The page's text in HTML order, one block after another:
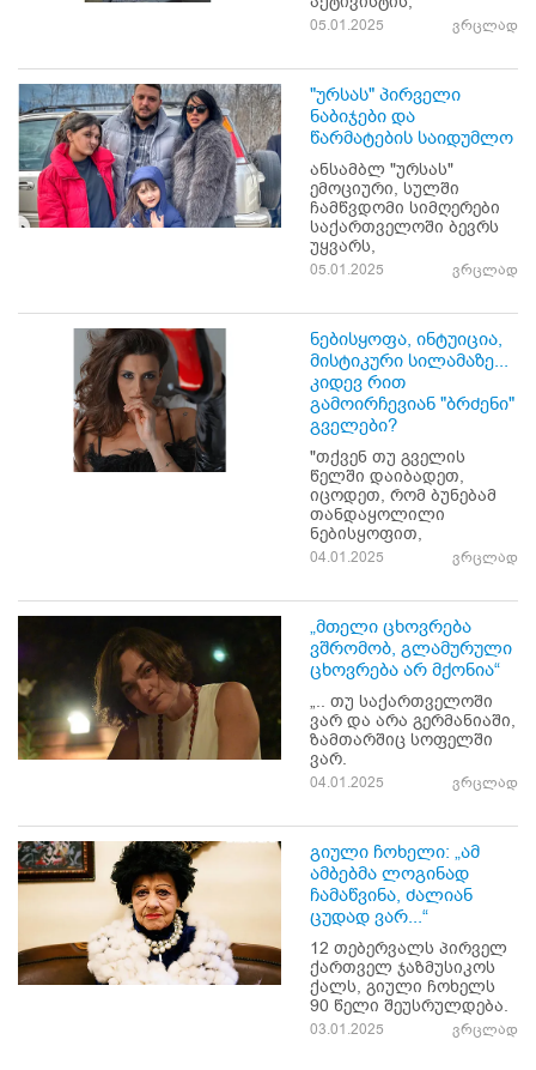
05.01.2025 ვრცლად
"ურსას" პირველი
ნაბიჯები და
წარმატების საიდუმლო
ანსამბლ "ურსას"
ემოციური, სულში
ჩამწვდომი სიმღერები
საქართველოში ბევრს
უყვარს,
05.01.2025 ვრცლად
ნებისყოფა, ინტუიცია,
მისტიკური სილამაზე...
კიდევ რით
გამოირჩევიან "ბრძენი"
გველები?
"თქვენ თუ გველის
წელში დაიბადეთ,
იცოდეთ, რომ ბუნებამ
თანდაყოლილი
ნებისყოფით,
04.01.2025 ვრცლად
„მთელი ცხოვრება
ვშრომობ, გლამურული
ცხოვრება არ მქონია“
„.. თუ საქართველოში
ვარ და არა გერმანიაში,
ზამთარშიც სოფელში
ვარ.
04.01.2025 ვრცლად
გიული ჩოხელი: „ამ
ამბებმა ლოგინად
ჩამაწვინა, ძალიან
ცუდად ვარ...“
12 თებერვალს პირველ
ქართველ ჯაზმუსიკოს
ქალს, გიული ჩოხელს
90 წელი შეუსრულდება.
03.01.2025 ვრცლად